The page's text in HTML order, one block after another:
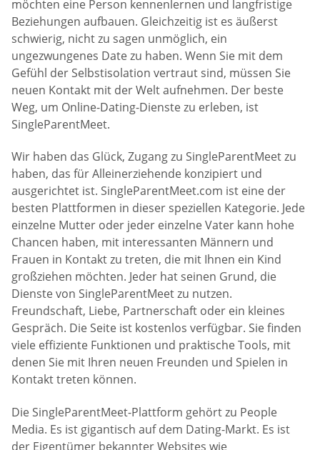
möchten eine Person kennenlernen und langfristige
Beziehungen aufbauen. Gleichzeitig ist es äußerst
schwierig, nicht zu sagen unmöglich, ein
ungezwungenes Date zu haben. Wenn Sie mit dem
Gefühl der Selbstisolation vertraut sind, müssen Sie
neuen Kontakt mit der Welt aufnehmen. Der beste
Weg, um Online-Dating-Dienste zu erleben, ist
SingleParentMeet.
Wir haben das Glück, Zugang zu SingleParentMeet zu
haben, das für Alleinerziehende konzipiert und
ausgerichtet ist. SingleParentMeet.com ist eine der
besten Plattformen in dieser speziellen Kategorie. Jede
einzelne Mutter oder jeder einzelne Vater kann hohe
Chancen haben, mit interessanten Männern und
Frauen in Kontakt zu treten, die mit Ihnen ein Kind
großziehen möchten. Jeder hat seinen Grund, die
Dienste von SingleParentMeet zu nutzen.
Freundschaft, Liebe, Partnerschaft oder ein kleines
Gespräch. Die Seite ist kostenlos verfügbar. Sie finden
viele effiziente Funktionen und praktische Tools, mit
denen Sie mit Ihren neuen Freunden und Spielen in
Kontakt treten können.
Die SingleParentMeet-Plattform gehört zu People
Media. Es ist gigantisch auf dem Dating-Markt. Es ist
der Eigentümer bekannter Websites wie